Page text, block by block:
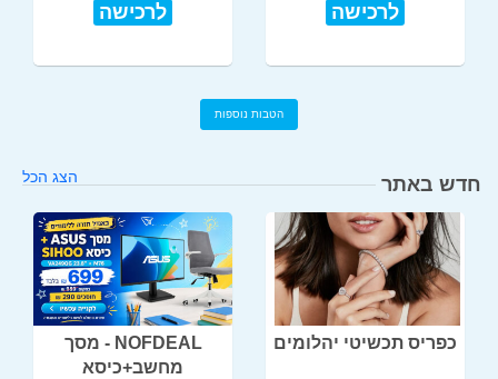
לרכישה לרכישה
הטבות נוספות
חדש באתר הצג הכל
כפריס תכשיטי יהלומים
NOFDEAL - מסך
מחשב+כיסא